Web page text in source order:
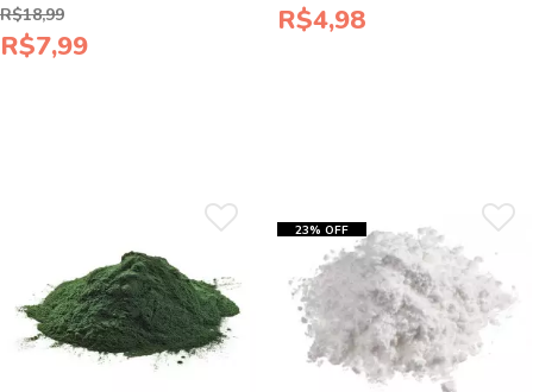
R$18,99
R$7,99
R$4,98
23% OFF